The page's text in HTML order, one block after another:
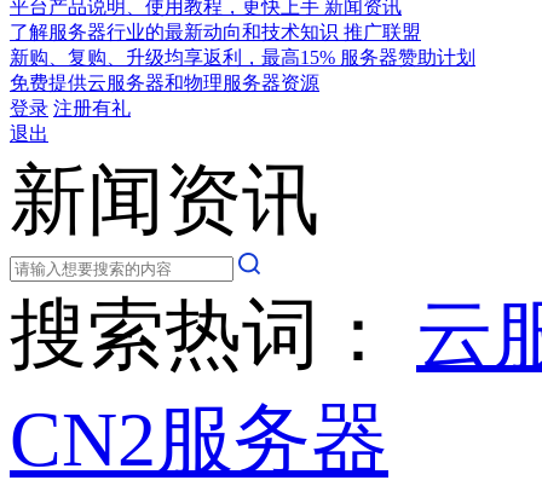
平台产品说明、使用教程，更快上手 新闻资讯
了解服务器行业的最新动向和技术知识 推广联盟
新购、复购、升级均享返利，最高15% 服务器赞助计划
免费提供云服务器和物理服务器资源
登录 注册有礼
退出
新闻资讯
搜索热词： 云
CN2服务器